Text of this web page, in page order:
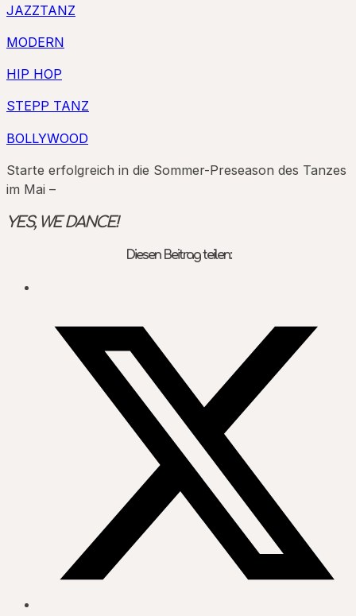
JAZZTANZ
MODERN
HIP HOP
STEPP TANZ
BOLLYWOOD
Starte erfolgreich in die Sommer-Preseason des Tanzes
im Mai –
YES, WE DANCE!
Diesen Beitrag teilen: